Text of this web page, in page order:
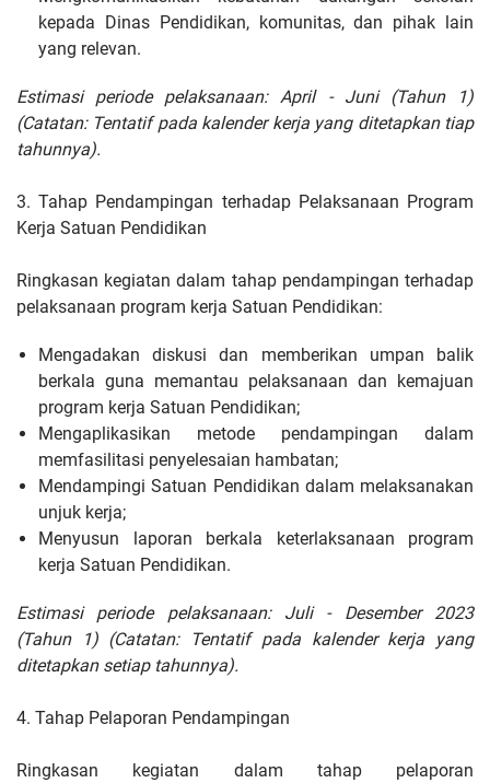
kepada Dinas Pendidikan, komunitas, dan pihak lain
yang relevan.
Estimasi periode pelaksanaan: April - Juni (Tahun 1)
(Catatan: Tentatif pada kalender kerja yang ditetapkan tiap
tahunnya).
3. Tahap Pendampingan terhadap Pelaksanaan Program
Kerja Satuan Pendidikan
Ringkasan kegiatan dalam tahap pendampingan terhadap
pelaksanaan program kerja Satuan Pendidikan:
Mengadakan diskusi dan memberikan umpan balik
berkala guna memantau pelaksanaan dan kemajuan
program kerja Satuan Pendidikan;
Mengaplikasikan metode pendampingan dalam
memfasilitasi penyelesaian hambatan;
Mendampingi Satuan Pendidikan dalam melaksanakan
unjuk kerja;
Menyusun laporan berkala keterlaksanaan program
kerja Satuan Pendidikan.
Estimasi periode pelaksanaan: Juli - Desember 2023
(Tahun 1) (Catatan: Tentatif pada kalender kerja yang
ditetapkan setiap tahunnya).
4. Tahap Pelaporan Pendampingan
Ringkasan kegiatan dalam tahap pelaporan